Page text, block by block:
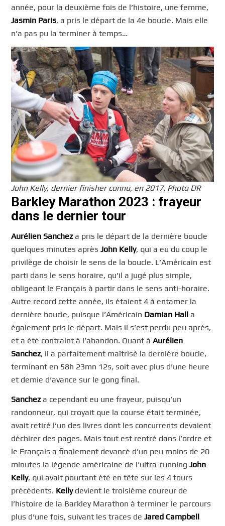
année, pour la deuxième fois de l’histoire, une femme,
Jasmin Paris, a pris le départ de la 4e boucle. Mais elle
n’a pas pu la terminer à temps…
John Kelly, dernier finisher connu, en 2017. Photo DR
Barkley Marathon 2023 : frayeur
dans le dernier tour
Aurélien Sancheza pris le départ de la dernière boucle
quelques minutes après John Kelly, qui a eu du coup le
privilège de choisir le sens de la boucle. L’Américain est
parti dans le sens horaire, qu’il a jugé plus simple,
obligeant le Français à partir dans le sens anti-horaire.
Autre record cette année, ils étaient 4 à entamer la
dernière boucle, puisque l’Américain Damian Hall a
également pris le départ. Mais il s’est perdu peu après,
et a été contraint à l’abandon. Quant àAurélien
Sanchez, il a parfaitement maîtrisé la dernière boucle,
terminant en 58h 23mn 12s, soit avec plus d’une heure
et demie d’avance sur le gong final.
Sancheza cependant eu une frayeur, puisqu’un
randonneur, qui croyait que la course était terminée,
avait retiré l’un des livres dont les concurrents devaient
déchirer des pages. Mais tout est rentré dans l’ordre et
le Français a finalement devancé d’un peu moins de 20
minutes la légende américaine de l’ultra-runningJohn
Kelly, qui avait pourtant été en tête sur les 4 tours
précédents. Kelly devient le troisième coureur de
l’histoire de la Barkley Marathon à terminer le parcours
plus d’une fois, suivant les traces de Jared Campbell